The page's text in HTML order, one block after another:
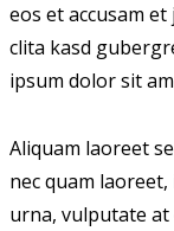
eos et accusam
clita kasd
ipsum dolor sit
Aliquam laoreet
nec quam
urna, vulputate